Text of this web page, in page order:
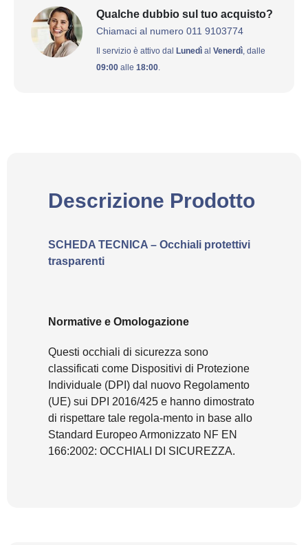
Qualche dubbio sul tuo acquisto?
Chiamaci al numero 011 9103774
Il servizio è attivo dal Lunedì al Venerdì , dalle
09:00 alle 18:00
Descrizione Prodotto
SCHEDA TECNICA – Occhiali protettivi
trasparenti
Normative e Omologazione
Questi occhiali di sicurezza sono
classificati come Dispositivi di Protezione
Individuale (DPI) dal nuovo Regolamento
(UE) sui DPI 2016/425 e hanno dimostrato
di rispettare tale regola-mento in base allo
Standard Europeo Armonizzato NF EN
166:2002: OCCHIALI DI SICUREZZA.